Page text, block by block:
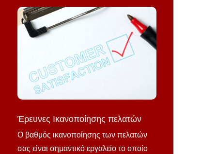
Έρευνες Ικανοποίησης πελατών
Ο βαθμός ικανοποίησης των πελατών
σας είναι σημαντικό εργαλείο το οποίο